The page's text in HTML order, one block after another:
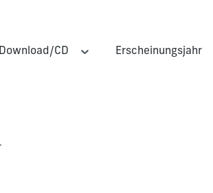
Download/CD Erscheinungsjahr